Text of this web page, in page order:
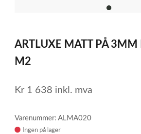
item
of
1
ARTLUXE MATT PÅ
M2
Kr 1 638 inkl. mva
Varenummer: ALMA020
Ingen på lager